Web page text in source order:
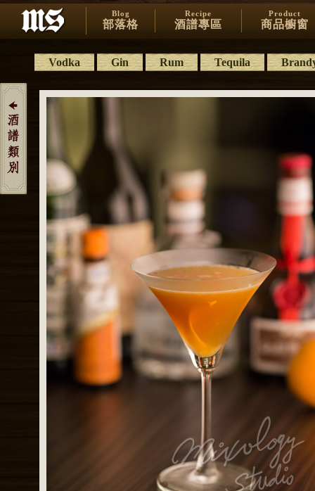
Blog
部落格
Recipe
酒譜專區
Product
商品櫥窗
Vodka Gin Rum Tequila